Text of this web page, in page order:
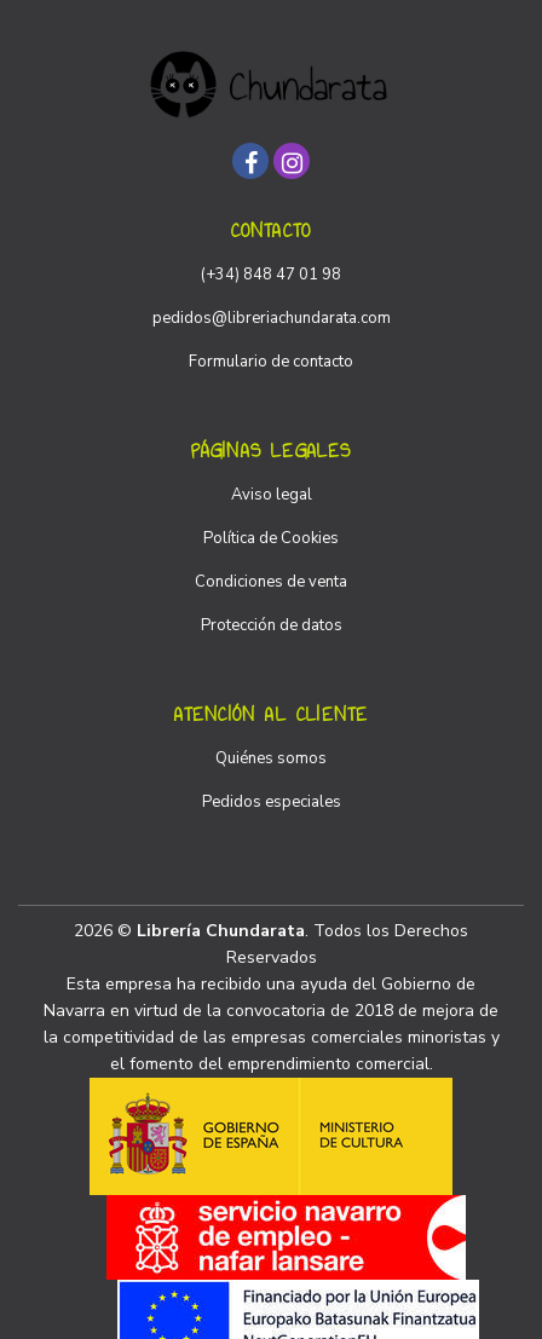
CONTACTO
(+34) 848 47 01 98
pedidos@libreriachundarata.com
Formulario de contacto
PÁGINAS LEGALES
Aviso legal
Política de Cookies
Condiciones de venta
Protección de datos
ATENCIÓN AL CLIENTE
Quiénes somos
Pedidos especiales
2026 © Librería Chundarata. Todos los Derechos
Reservados
Esta empresa ha recibido una ayuda del Gobierno de
Navarra en virtud de la convocatoria de 2018 de mejora de
la competitividad de las empresas comerciales minoristas y
el fomento del emprendimiento comercial.